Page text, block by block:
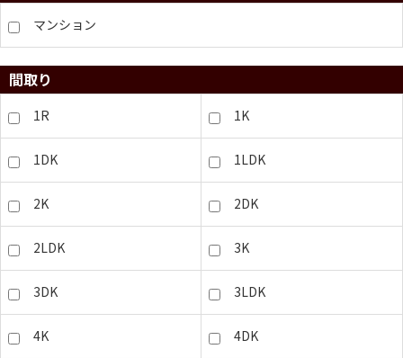
マンション
間取り
1R 1K
1DK 1LDK
2K 2DK
2LDK 3K
3DK 3LDK
4K 4DK